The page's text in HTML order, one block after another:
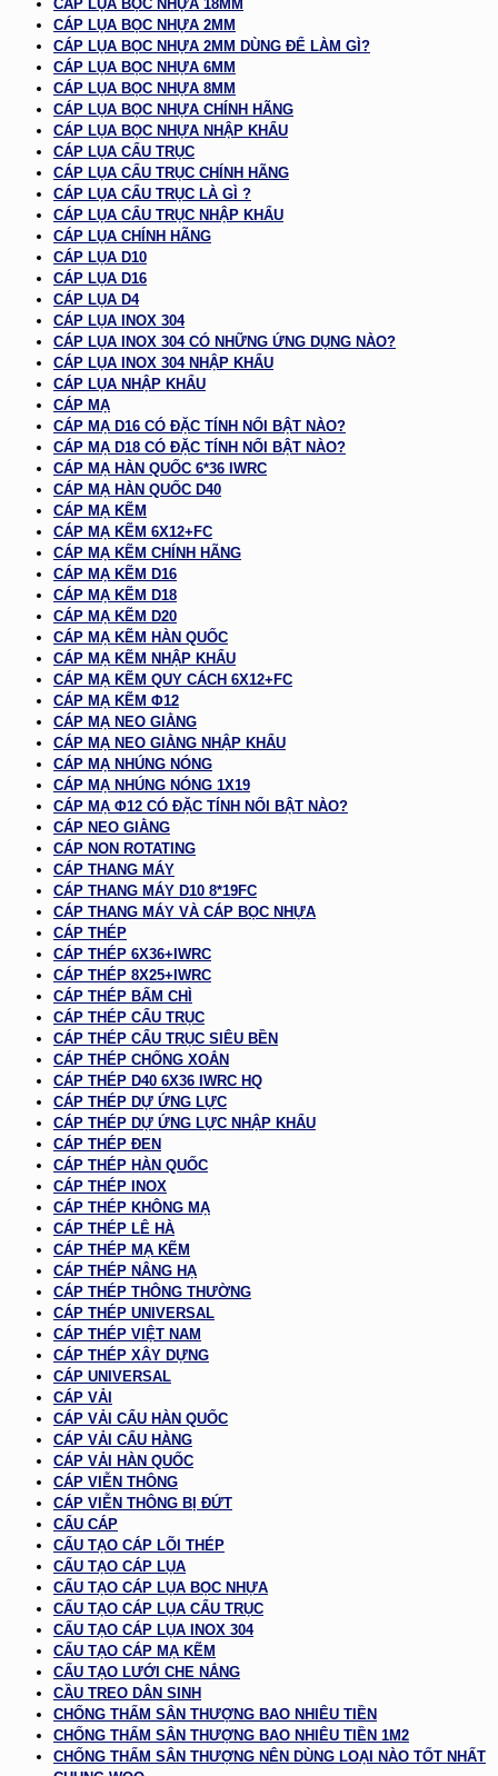
CÁP LỤA BỌC NHỰA 18MM
CÁP LỤA BỌC NHỰA 2MM
CÁP LỤA BỌC NHỰA 2MM DÙNG ĐỂ LÀM GÌ?
CÁP LỤA BỌC NHỰA 6MM
CÁP LỤA BỌC NHỰA 8MM
CÁP LỤA BỌC NHỰA CHÍNH HÃNG
CÁP LỤA BỌC NHỰA NHẬP KHẨU
CÁP LỤA CẨU TRỤC
CÁP LỤA CẨU TRỤC CHÍNH HÃNG
CÁP LỤA CẨU TRỤC LÀ GÌ ?
CÁP LỤA CẨU TRỤC NHẬP KHẨU
CÁP LỤA CHÍNH HÃNG
CÁP LỤA D10
CÁP LỤA D16
CÁP LỤA D4
CÁP LỤA INOX 304
CÁP LỤA INOX 304 CÓ NHỮNG ỨNG DỤNG NÀO?
CÁP LỤA INOX 304 NHẬP KHẨU
CÁP LỤA NHẬP KHẨU
CÁP MẠ
CÁP MẠ D16 CÓ ĐẶC TÍNH NỔI BẬT NÀO?
CÁP MẠ D18 CÓ ĐẶC TÍNH NỔI BẬT NÀO?
CÁP MẠ HÀN QUỐC 6*36 IWRC
CÁP MẠ HÀN QUỐC D40
CÁP MẠ KẼM
CÁP MẠ KẼM 6X12+FC
CÁP MẠ KẼM CHÍNH HÃNG
CÁP MẠ KẼM D16
CÁP MẠ KẼM D18
CÁP MẠ KẼM D20
CÁP MẠ KẼM HÀN QUỐC
CÁP MẠ KẼM NHẬP KHẨU
CÁP MẠ KẼM QUY CÁCH 6X12+FC
CÁP MẠ KẼM Φ12
CÁP MẠ NEO GIẰNG
CÁP MẠ NEO GIẰNG NHẬP KHẨU
CÁP MẠ NHÚNG NÓNG
CÁP MẠ NHÚNG NÓNG 1X19
CÁP MẠ Φ12 CÓ ĐẶC TÍNH NỔI BẬT NÀO?
CÁP NEO GIẰNG
CÁP NON ROTATING
CÁP THANG MÁY
CÁP THANG MÁY D10 8*19FC
CÁP THANG MÁY VÀ CÁP BỌC NHỰA
CÁP THÉP
CÁP THÉP 6X36+IWRC
CÁP THÉP 8X25+IWRC
CÁP THÉP BẤM CHÌ
CÁP THÉP CẨU TRỤC
CÁP THÉP CẨU TRỤC SIÊU BỀN
CÁP THÉP CHỐNG XOẮN
CÁP THÉP D40 6X36 IWRC HQ
CÁP THÉP DỰ ỨNG LỰC
CÁP THÉP DỰ ỨNG LỰC NHẬP KHẨU
CÁP THÉP ĐEN
CÁP THÉP HÀN QUỐC
CÁP THÉP INOX
CÁP THÉP KHÔNG MẠ
CÁP THÉP LÊ HÀ
CÁP THÉP MẠ KẼM
CÁP THÉP NÂNG HẠ
CÁP THÉP THÔNG THƯỜNG
CÁP THÉP UNIVERSAL
CÁP THÉP VIỆT NAM
CÁP THÉP XÂY DỰNG
CÁP UNIVERSAL
CÁP VẢI
CÁP VẢI CẨU HÀN QUỐC
CÁP VẢI CẨU HÀNG
CÁP VẢI HÀN QUỐC
CÁP VIỄN THÔNG
CÁP VIỄN THÔNG BỊ ĐỨT
CẨU CÁP
CẤU TẠO CÁP LÕI THÉP
CẤU TẠO CÁP LỤA
CẤU TẠO CÁP LỤA BỌC NHỰA
CẤU TẠO CÁP LỤA CẨU TRỤC
CẤU TẠO CÁP LỤA INOX 304
CẤU TẠO CÁP MẠ KẼM
CẤU TẠO LƯỚI CHE NẮNG
CẦU TREO DÂN SINH
CHỐNG THẤM SÂN THƯỢNG BAO NHIÊU TIỀN
CHỐNG THẤM SÂN THƯỢNG BAO NHIÊU TIỀN 1M2
CHỐNG THẤM SÂN THƯỢNG NÊN DÙNG LOẠI NÀO TỐT NHẤT